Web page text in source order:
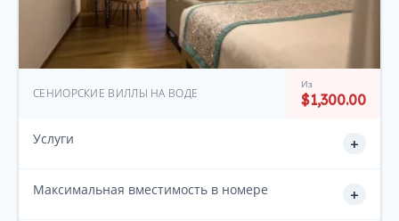
СЕНИОРСКИЕ ВИЛЛЫ НА ВОДЕ
Из
$1,300.00
Услуги +
Максимальная вместимость в номере +